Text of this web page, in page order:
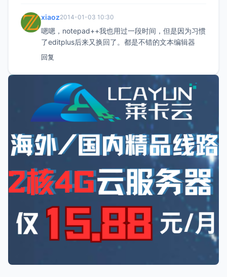
xiaoz2014-01-03 10:30
嗯嗯，notepad++我也用过一段时间，但是因为习惯
了editplus后来又换回了。都是不错的文本编辑器
回复